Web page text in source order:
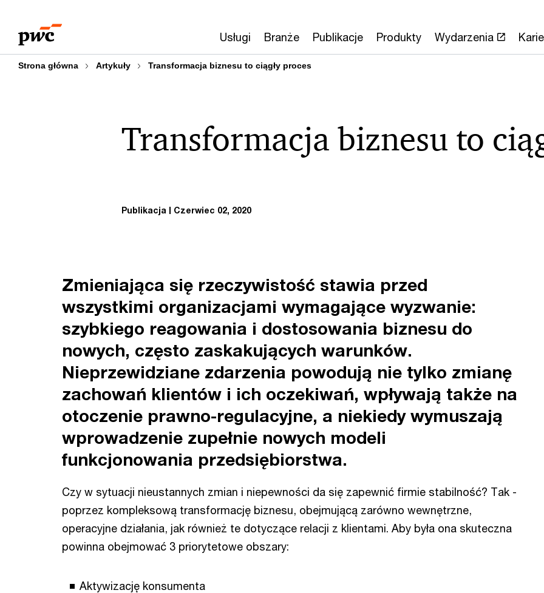
treści
stopki
Usługi Branże Publikacje Produkty Wydarzenia
Strona główna Artykuły Transformacja biznesu to ciągły proces
Transformacja biznesu to
Publikacja Czerwiec 02, 2020
Zmieniająca się rzeczywistość stawia przed
wszystkimi organizacjami wymagające wyzwanie:
szybkiego reagowania i dostosowania biznesu do
nowych, często zaskakujących warunków.
Nieprzewidziane zdarzenia powodują nie tylko zmianę
zachowań klientów i ich oczekiwań, wpływają także na
otoczenie prawno-regulacyjne, a niekiedy wymuszają
wprowadzenie zupełnie nowych modeli
funkcjonowania przedsiębiorstwa.
Czy w sytuacji nieustannych zmian i niepewności da się zapewnić firmie stabilność? Tak -
poprzez kompleksową transformację biznesu, obejmującą zarówno wewnętrzne,
operacyjne działania, jak również te dotyczące relacji z klientami. Aby była ona skuteczna
powinna obejmować 3 priorytetowe obszary:
Aktywizację konsumenta